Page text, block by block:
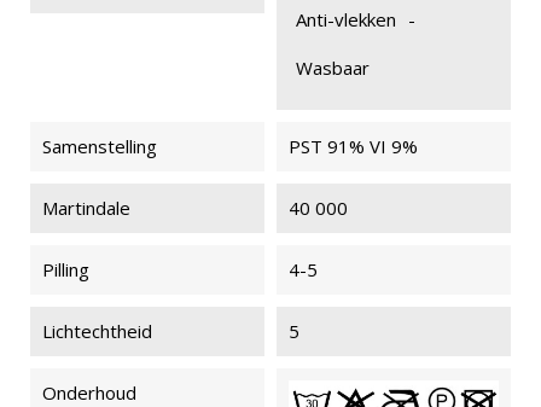
Anti-vlekken -
Wasbaar
Samenstelling PST 91% VI 9%
Martindale 40 000
Pilling 4-5
Lichtechtheid 5
Onderhoud